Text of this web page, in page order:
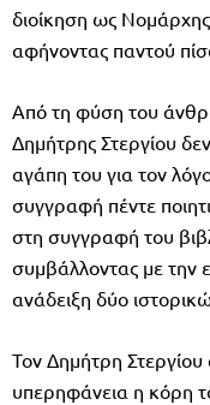
διοίκηση ως
αφήνοντας παντού
Από τη φύση του
Δημήτρης Στεργίου
αγάπη του για τον
συγγραφή πέντε
στη συγγραφή του
συμβάλλοντας με την
ανάδειξη δύο
Τον Δημήτρη
υπερηφάνεια η κόρη